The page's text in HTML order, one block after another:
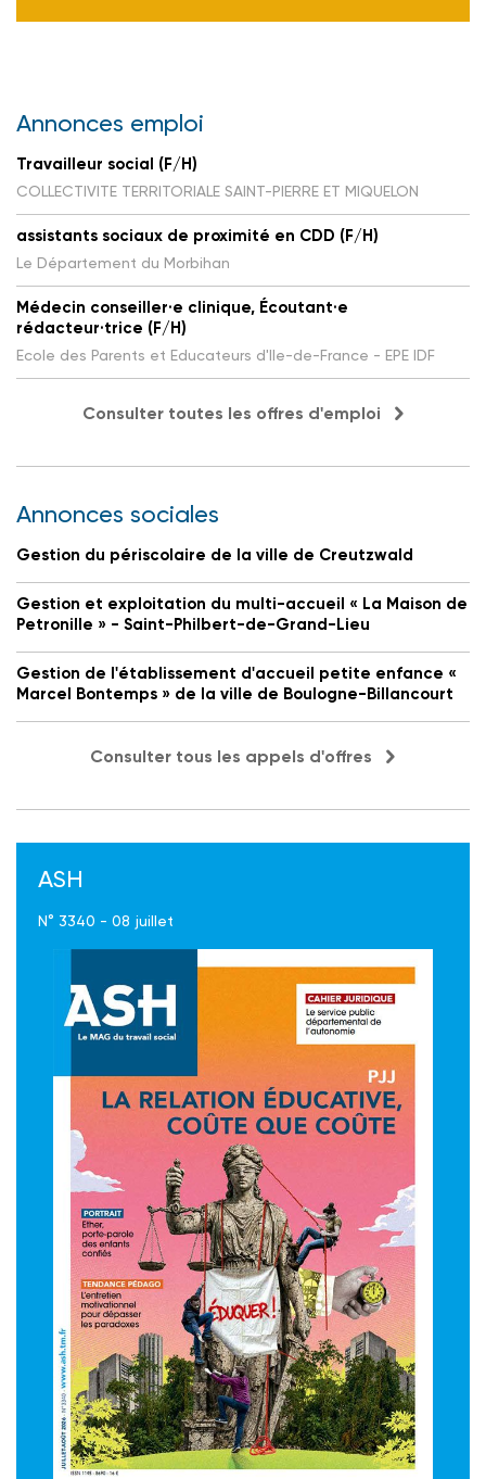
Annonces emploi
Travailleur social (F/H)
COLLECTIVITE TERRITORIALE SAINT-PIERRE ET MIQUELON
assistants sociaux de proximité en CDD (F/H)
Le Département du Morbihan
Médecin conseiller·e clinique, Écoutant·e
rédacteur·trice (F/H)
Ecole des Parents et Educateurs d'Ile-de-France - EPE IDF
Consulter toutes les offres d'emploi
Annonces sociales
Gestion du périscolaire de la ville de Creutzwald
Gestion et exploitation du multi-accueil « La Maison de
Petronille » - Saint-Philbert-de-Grand-Lieu
Gestion de l'établissement d'accueil petite enfance «
Marcel Bontemps » de la ville de Boulogne-Billancourt
Consulter tous les appels d'offres
ASH
N° 3340 - 08 juillet